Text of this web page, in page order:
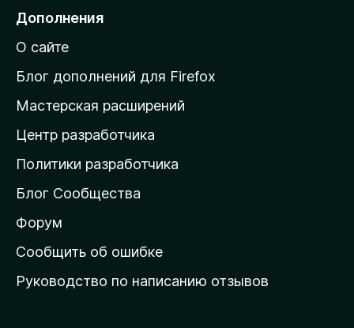
е
й
т
и
а
д
о
а
ш
н
ю
Дополнения
О сайте
Блог дополнений для Firefox
Мастерская расширений
Центр разработчика
Политики разработчика
Блог Сообщества
Форум
Сообщить об ошибке
Руководство по написанию отзывов